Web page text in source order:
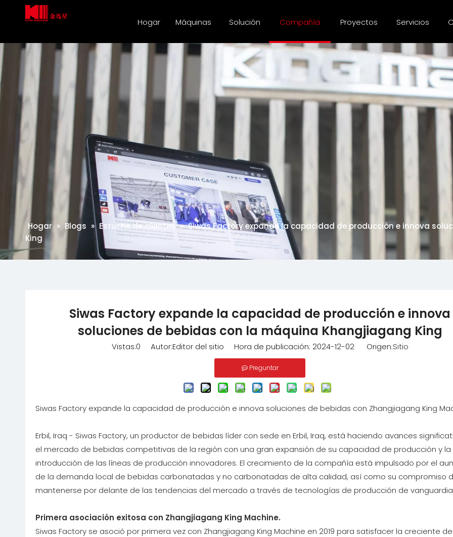
Hogar Máquinas Solución Compañía Proyectos Servicios
Hogar » Blogs » Estuche de clientes » Siwas Factory expande la capacidad de producción e innova
King
Siwas Factory expande la capacidad de producción e innova
soluciones de bebidas con la máquina Khangjiagang King
Vistas:0 Autor:Editor del sitio Hora de publicación: 2024-12-02 Origen:Sitio
Preguntar
Siwas Factory expande la capacidad de producción e innova soluciones de bebidas con Zhangjiagang King
Erbil, Iraq - Siwas Factory, un productor de bebidas líder con sede en Erbil, Iraq, está haciendo avances
el mercado de bebidas competitivas de la región con una gran expansión de su capacidad de producción y la
introducción de las líneas de producción innovadores. El crecimiento de la compañía está impulsado por el
de la demanda local de bebidas carbonatadas y no carbonatadas de alta calidad, así como su compromiso
mantenerse por delante de las tendencias del mercado a través de tecnologías de producción de
Primera asociación exitosa con Zhangjiagang King Machine.
Siwas Factory se asoció por primera vez con Zhangjiagang King Machine en 2019 para satisfacer la creciente